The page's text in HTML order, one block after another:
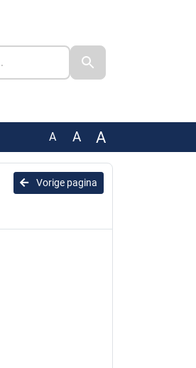
A A A
Vorige pagina